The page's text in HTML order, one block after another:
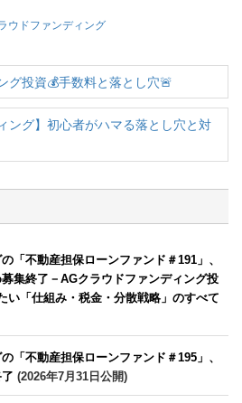
ウドファンディング
グ投資💰手数料と落とし穴🚨
ング】初心者がハマる落とし穴と対
「不動産担保ローンファンド＃191」、
集終了－AGクラウドファンディング投
い「仕組み・税金・分散戦略」のすべて
「不動産担保ローンファンド＃195」、
(2026年7月31日公開)